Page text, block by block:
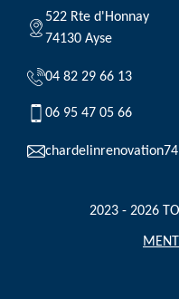
522 Rte d'Honnay
74130 Ayse
04 82 29 66 13
06 95 47 05 66
2023 - 2026